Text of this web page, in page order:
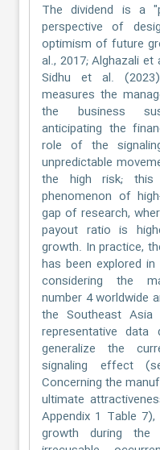
The dividend is a
perspective of
optimism of future
al., 2017; Alghazali et
Sidhu et al.
measures the
the business
anticipating the
role of the
unpredictable
the high risk; this
phenomenon of
gap of research,
payout ratio is
growth. In practice,
has been explored
considering the
number 4 worldwide
the Southeast Asia
representative
generalize the
signaling effect
Concerning the
ultimate
Appendix 1 Table
growth during the